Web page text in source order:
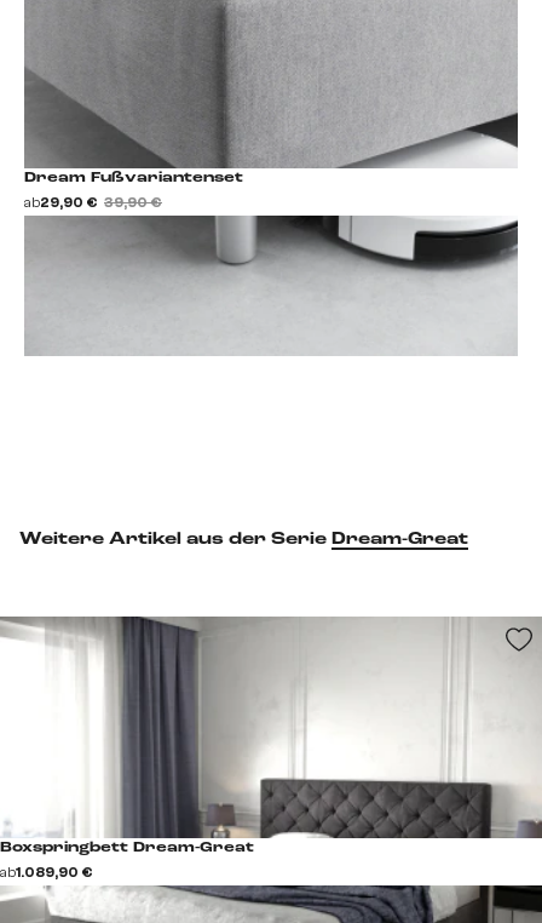
Dream Fußvariantenset
ab29,90 € 39,90 €
Fußset hinzufügen
Weitere Artikel aus der Serie Dream-Great
Boxspringbett Dream-Great
ab1.089,90 €